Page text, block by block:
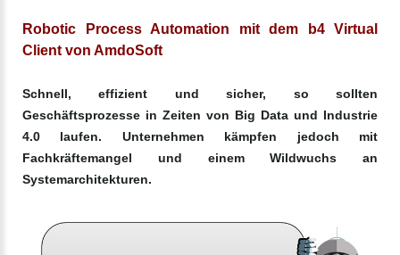
Robotic Process Automation mit dem b4 Virtual
Client von AmdoSoft
Schnell, effizient und sicher, so sollten
Geschäftsprozesse in Zeiten von Big Data und Industrie
4.0 laufen. Unternehmen kämpfen jedoch mit
Fachkräftemangel und einem Wildwuchs an
Systemarchitekturen.